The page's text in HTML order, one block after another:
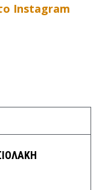
Instagram